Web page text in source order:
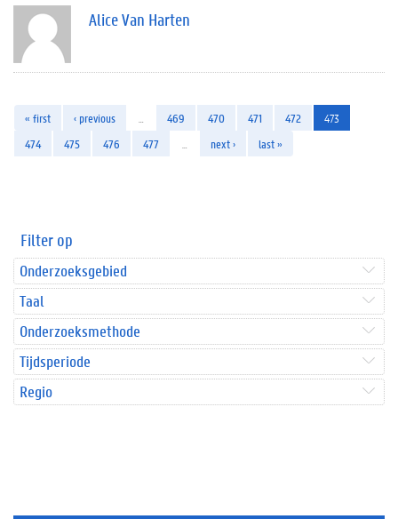
Alice Van Harten
« first ‹ previous 469 470 471 472
473
474
475 476 477 next › last »
Filter op
Onderzoeksgebied
Taal
Onderzoeksmethode
Tijdsperiode
Regio